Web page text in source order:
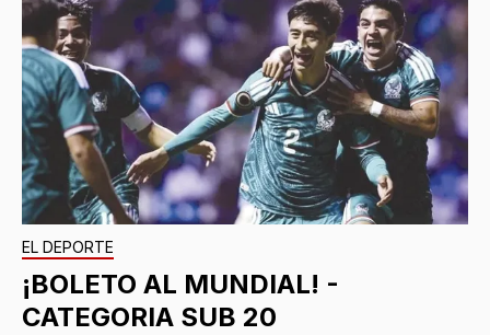
EL DEPORTE
¡BOLETO AL MUNDIAL! -
CATEGORIA SUB 20